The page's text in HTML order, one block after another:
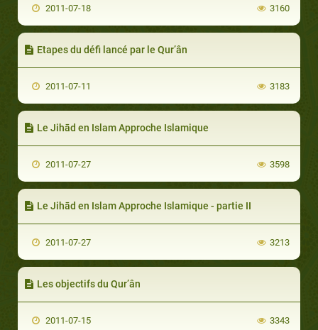
2011-07-18 3160
Etapes du défi lancé par le Qur’ân
2011-07-11 3183
Le Jihād en Islam Approche Islamique
2011-07-27 3598
Le Jihād en Islam Approche Islamique - partie II
2011-07-27 3213
Les objectifs du Qur’ân
2011-07-15 3343